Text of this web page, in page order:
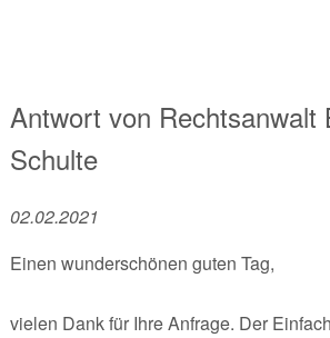
Antwort von Rechtsanwalt
Schulte
02.02.2021
Einen wunderschönen guten Tag,
vielen Dank für Ihre Anfrage. Der